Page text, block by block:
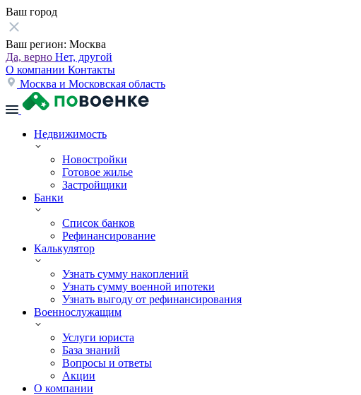
Ваш город
Ваш регион: Москва
Да, верно Нет, другой
О компании Контакты
Москва и Московская область
Недвижимость
Новостройки
Готовое жилье
Застройщики
Банки
Список банков
Рефинансирование
Калькулятор
Узнать сумму накоплений
Узнать сумму военной ипотеки
Узнать выгоду от рефинансирования
Военнослужащим
Услуги юриста
База знаний
Вопросы и ответы
Акции
О компании